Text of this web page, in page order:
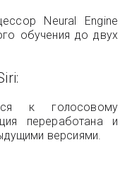
Neural Engine
обучения до двух
к голосовому
переработана и
версиями.